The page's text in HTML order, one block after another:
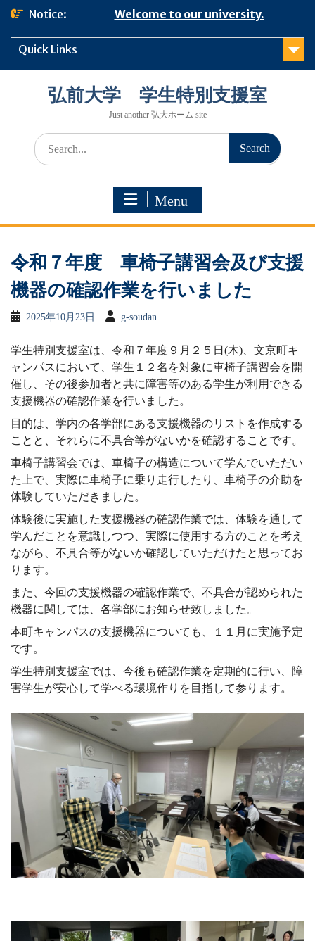
Skip
content
Notice: Welcome to our university.
Quick Links
弘前大学 学生特別支援室
Just another 弘大ホーム site
Search
for:
Menu
令和７年度 車椅子講習会及び支援
機器の確認作業を行いました
2025年10月23日 g-soudan
学生特別支援室は、令和７年度９月２５日(木)、文京町キ
ャンパスにおいて、学生１２名を対象に車椅子講習会を開
催し、その後参加者と共に障害等のある学生が利用できる
支援機器の確認作業を行いました。
目的は、学内の各学部にある支援機器のリストを作成する
ことと、それらに不具合等がないかを確認することです。
車椅子講習会では、車椅子の構造について学んでいただい
た上で、実際に車椅子に乗り走行したり、車椅子の介助を
体験していただきました。
体験後に実施した支援機器の確認作業では、体験を通して
学んだことを意識しつつ、実際に使用する方のことを考え
ながら、不具合等がないか確認していただけたと思ってお
ります。
また、今回の支援機器の確認作業で、不具合が認められた
機器に関しては、各学部にお知らせ致しました。
本町キャンパスの支援機器についても、１１月に実施予定
です。
学生特別支援室では、今後も確認作業を定期的に行い、障
害学生が安心して学べる環境作りを目指して参ります。